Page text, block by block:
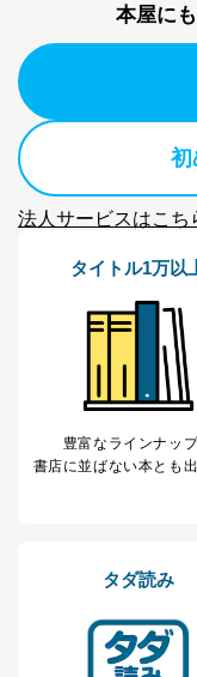
本屋に
初
法人サービスはこち
タイトル1万以
豊富なラインナッ
書店に並ばない本とも
タダ読み